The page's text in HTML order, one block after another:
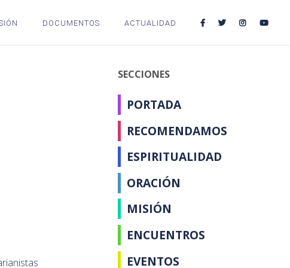
DOCUMENTOS ACTUALIDAD
SECCIONES
PORTADA
RECOMENDAMOS
ESPIRITUALIDAD
ORACIÓN
MISIÓN
ENCUENTROS
EVENTOS